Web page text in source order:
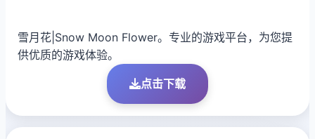
雪月花|Snow Moon Flower。专业的游戏平台，为您提
供优质的游戏体验。
点击下载